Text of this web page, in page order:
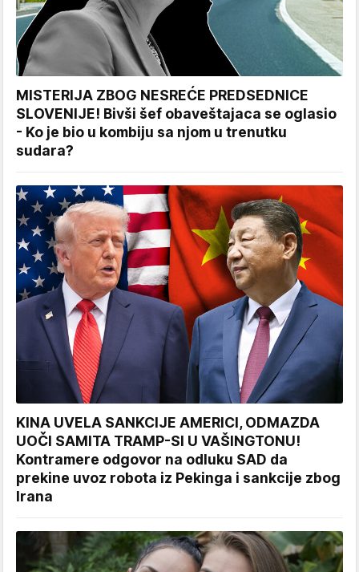
MISTERIJA ZBOG NESREĆE PREDSEDNICE
SLOVENIJE! Bivši šef obaveštajaca se oglasio
- Ko je bio u kombiju sa njom u trenutku
sudara?
KINA UVELA SANKCIJE AMERICI, ODMAZDA
UOČI SAMITA TRAMP-SI U VAŠINGTONU!
Kontramere odgovor na odluku SAD da
prekine uvoz robota iz Pekinga i sankcije zbog
Irana